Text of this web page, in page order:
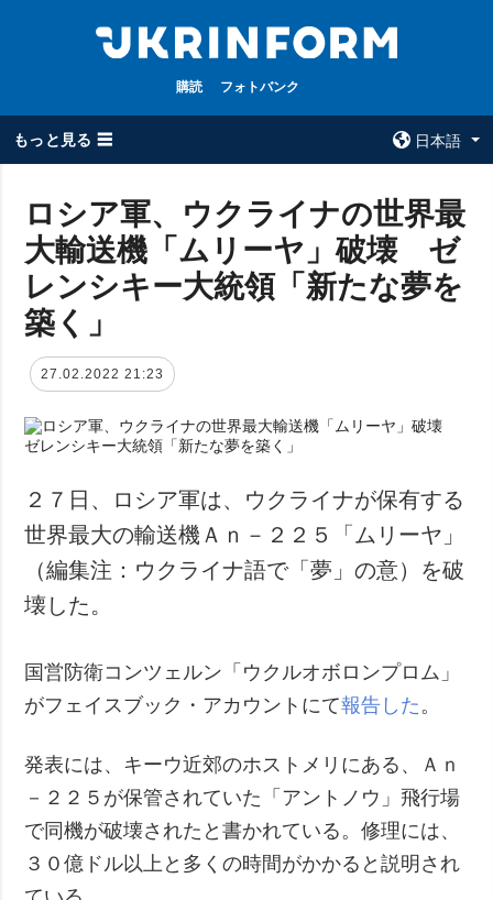
購読 フォトバンク
もっと見る ☰
日本語
全てのトピック
戦争
被占領地
経済・復興
防衛
社会・文化
スポーツ
犯罪
事故・緊急事態
ウクルインフォ
ルム
ウクルインフォル
追加
インタビュー
写真
フォトバンク
ロシア軍、ウクライナの世界最
大輸送機「ムリーヤ」破壊 ゼ
レンシキー大統領「新たな夢を
築く」
27.02.2022 21:23
２７日、ロシア軍は、ウクライナが保有する
世界最大の輸送機Ａｎ－２２５「ムリーヤ」
（編集注：ウクライナ語で「夢」の意）を破
壊した。
国営防衛コンツェルン「ウクルオボロンプロム」
がフェイスブック・アカウントにて報告した 。
発表には、キーウ近郊のホストメリにある、Ａｎ
－２２５が保管されていた「アントノウ」飛行場
で同機が破壊されたと書かれている。修理には、
３０億ドル以上と多くの時間がかかると説明され